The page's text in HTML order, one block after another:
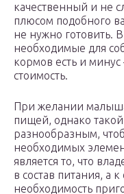
качественный и не
плюсом подобного
не нужно готовить.
необходимые для
кормов есть и
стоимость.
При желании
пищей, однако
разнообразным,
необходимых
является то, что
в состав питания, а
необходимость